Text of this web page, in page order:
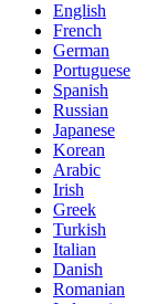
English
French
German
Portuguese
Spanish
Russian
Japanese
Korean
Arabic
Irish
Greek
Turkish
Italian
Danish
Romanian